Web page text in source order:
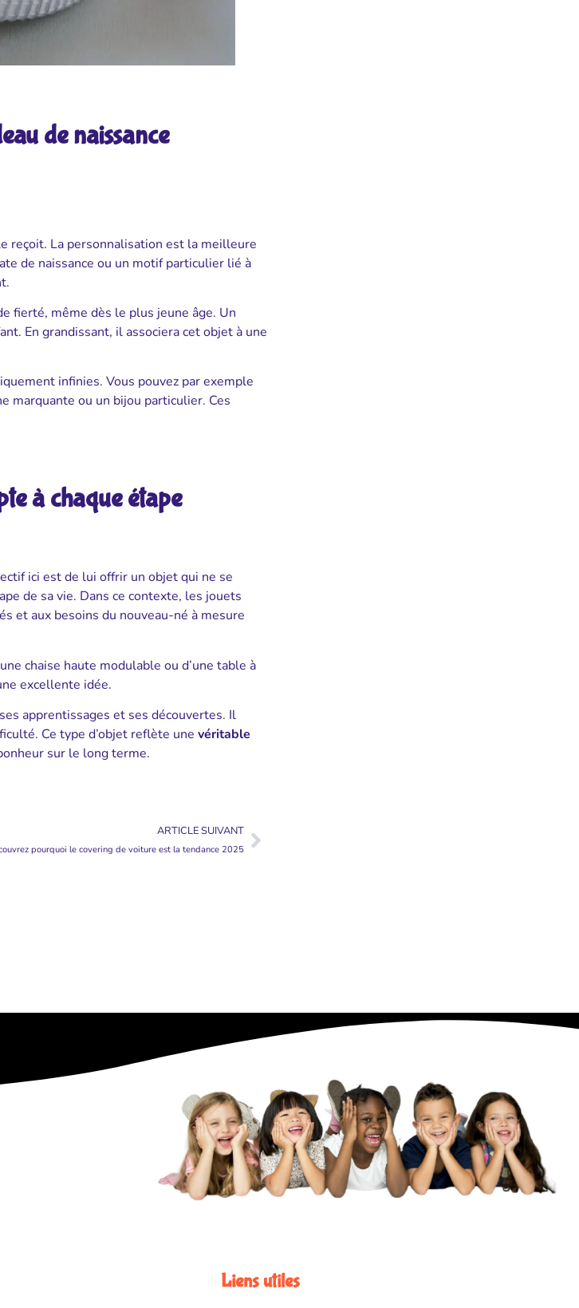
de naissance
reçoit. La personnalisation est la meilleure
de naissance ou un motif particulier lié à
fierté, même dès le plus jeune âge. Un
En grandissant, il associera cet objet à une
infinies. Vous pouvez par exemple
marquante ou un bijou particulier. Ces
à chaque étape
ici est de lui offrir un objet qui ne se
de sa vie. Dans ce contexte, les jouets
et aux besoins du nouveau-né à mesure
chaise haute modulable ou d’une table à
excellente idée.
apprentissages et ses découvertes. Il
Ce type d’objet reflète une véritable
sur le long terme.
ARTICLE SUIVANT
pourquoi le covering de voiture est la tendance 2025
Liens utiles